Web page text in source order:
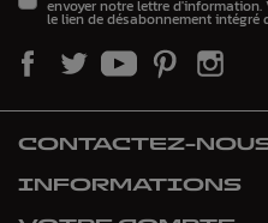
envoyer notre lettre
le lien de désabonnement intégré
CONTACTEZ-
INFORMATIONS